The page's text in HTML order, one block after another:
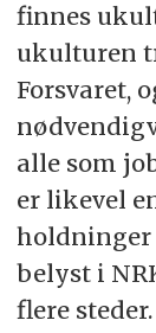
finnes
ukulturen
Forsvaret,
alle som
er likevel
holdninger
belyst i
flere